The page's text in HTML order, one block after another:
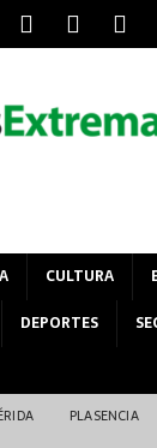
CULTURA
DEPORTES
PLASENCIA